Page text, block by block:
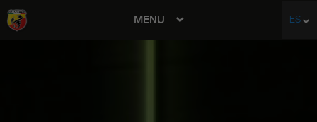
MENU ES